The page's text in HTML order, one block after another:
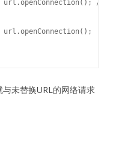
url .openConnection(); //
url .openConnection();
未替换URL的网络请求